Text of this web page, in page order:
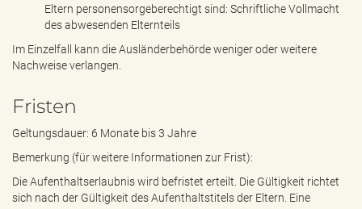
Eltern personensorgeberechtigt sind: Schriftliche Vollmacht
des abwesenden Elternteils
Im Einzelfall kann die Ausländerbehörde weniger oder weitere
Nachweise verlangen.
Fristen
Geltungsdauer: 6 Monate bis 3 Jahre
Bemerkung (für weitere Informationen zur Frist):
Die Aufenthaltserlaubnis wird befristet erteilt. Die Gültigkeit richtet
sich nach der Gültigkeit des Aufenthaltstitels der Eltern. Eine